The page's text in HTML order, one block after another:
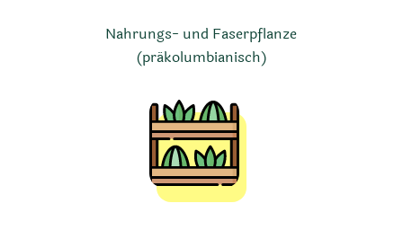
Nahrungs- und Faserpflanze
(präkolumbianisch)